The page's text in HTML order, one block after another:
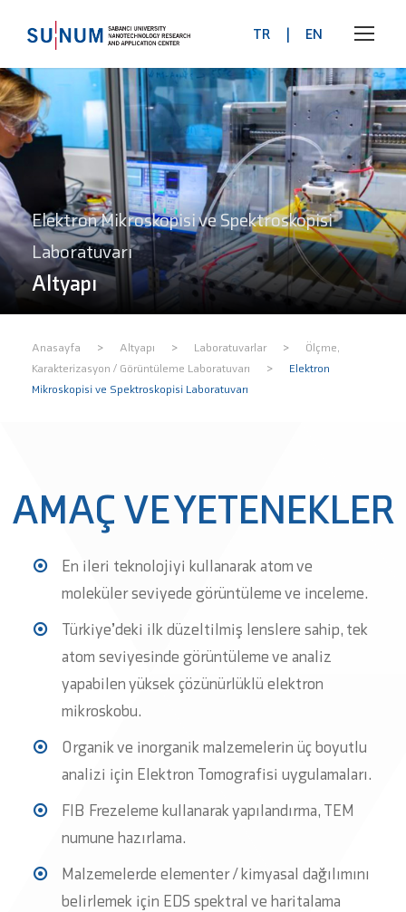
TR | EN
Elektron Mikroskopisi ve Spektroskopisi
Laboratuvarı
Altyapı
Anasayfa > Altyapı > Laboratuvarlar >
Ölçme,
Karakterizasyon / Görüntüleme Laboratuvarı
>
Elektron
Mikroskopisi ve Spektroskopisi Laboratuvarı
AMAÇ VE YETENEKLER
En ileri teknolojiyi kullanarak atom ve
moleküler seviyede görüntüleme ve inceleme.
Türkiye’deki ilk düzeltilmiş lenslere sahip, tek
atom seviyesinde görüntüleme ve analiz
yapabilen yüksek çözünürlüklü elektron
mikroskobu.
Organik ve inorganik malzemelerin üç boyutlu
analizi için Elektron Tomografisi uygulamaları.
FIB Frezeleme kullanarak yapılandırma, TEM
numune hazırlama.
Malzemelerde elementer / kimyasal dağılımını
belirlemek için EDS spektral ve haritalama